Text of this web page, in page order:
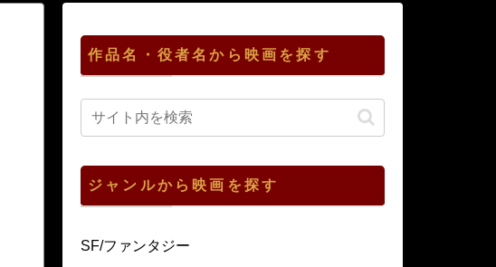
作品名・役者名から映画を探す
ジャンルから映画を探す
SF/ファンタジー